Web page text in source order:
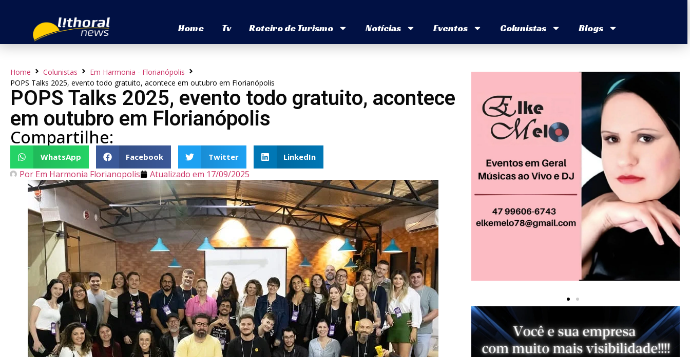
Home Tv Roteiro de Turismo Notícias Eventos Colunistas Blogs
Home Colunistas
Em Harmonia - Florianópolis
POPS Talks 2025, evento todo gratuito, acontece em outubro em Florianópolis
POPS Talks 2025, evento todo gratuito, acontece
em outubro em Florianópolis
Compartilhe:
WhatsApp Facebook Twitter LinkedIn
Por Em Harmonia Florianopolis Atualizado em 17/09/2025